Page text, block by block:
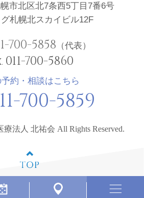
市北区北7条西5丁目7番6号
札幌北スカイビル12F
700-5858 （代表）
011-700-5860
約・相談はこちら
700-5859
療法人 北祐会 All Rights Reserved.